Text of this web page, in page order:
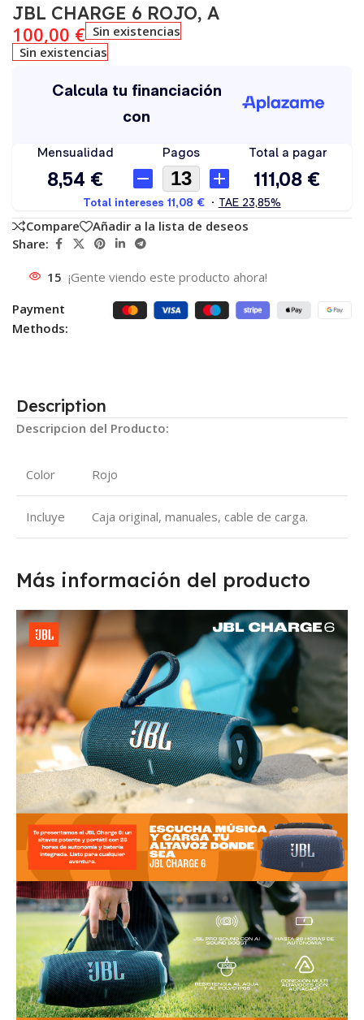
JBL CHARGE 6 ROJO, A
100,00 € Sin existencias
Sin existencias
Compare
Añadir a la lista de deseos
Share:
15 ¡Gente viendo este producto ahora!
Payment
Methods:
Description
Descripcion del Producto:
Color Rojo
Incluye Caja original, manuales, cable de carga.
Más información del producto